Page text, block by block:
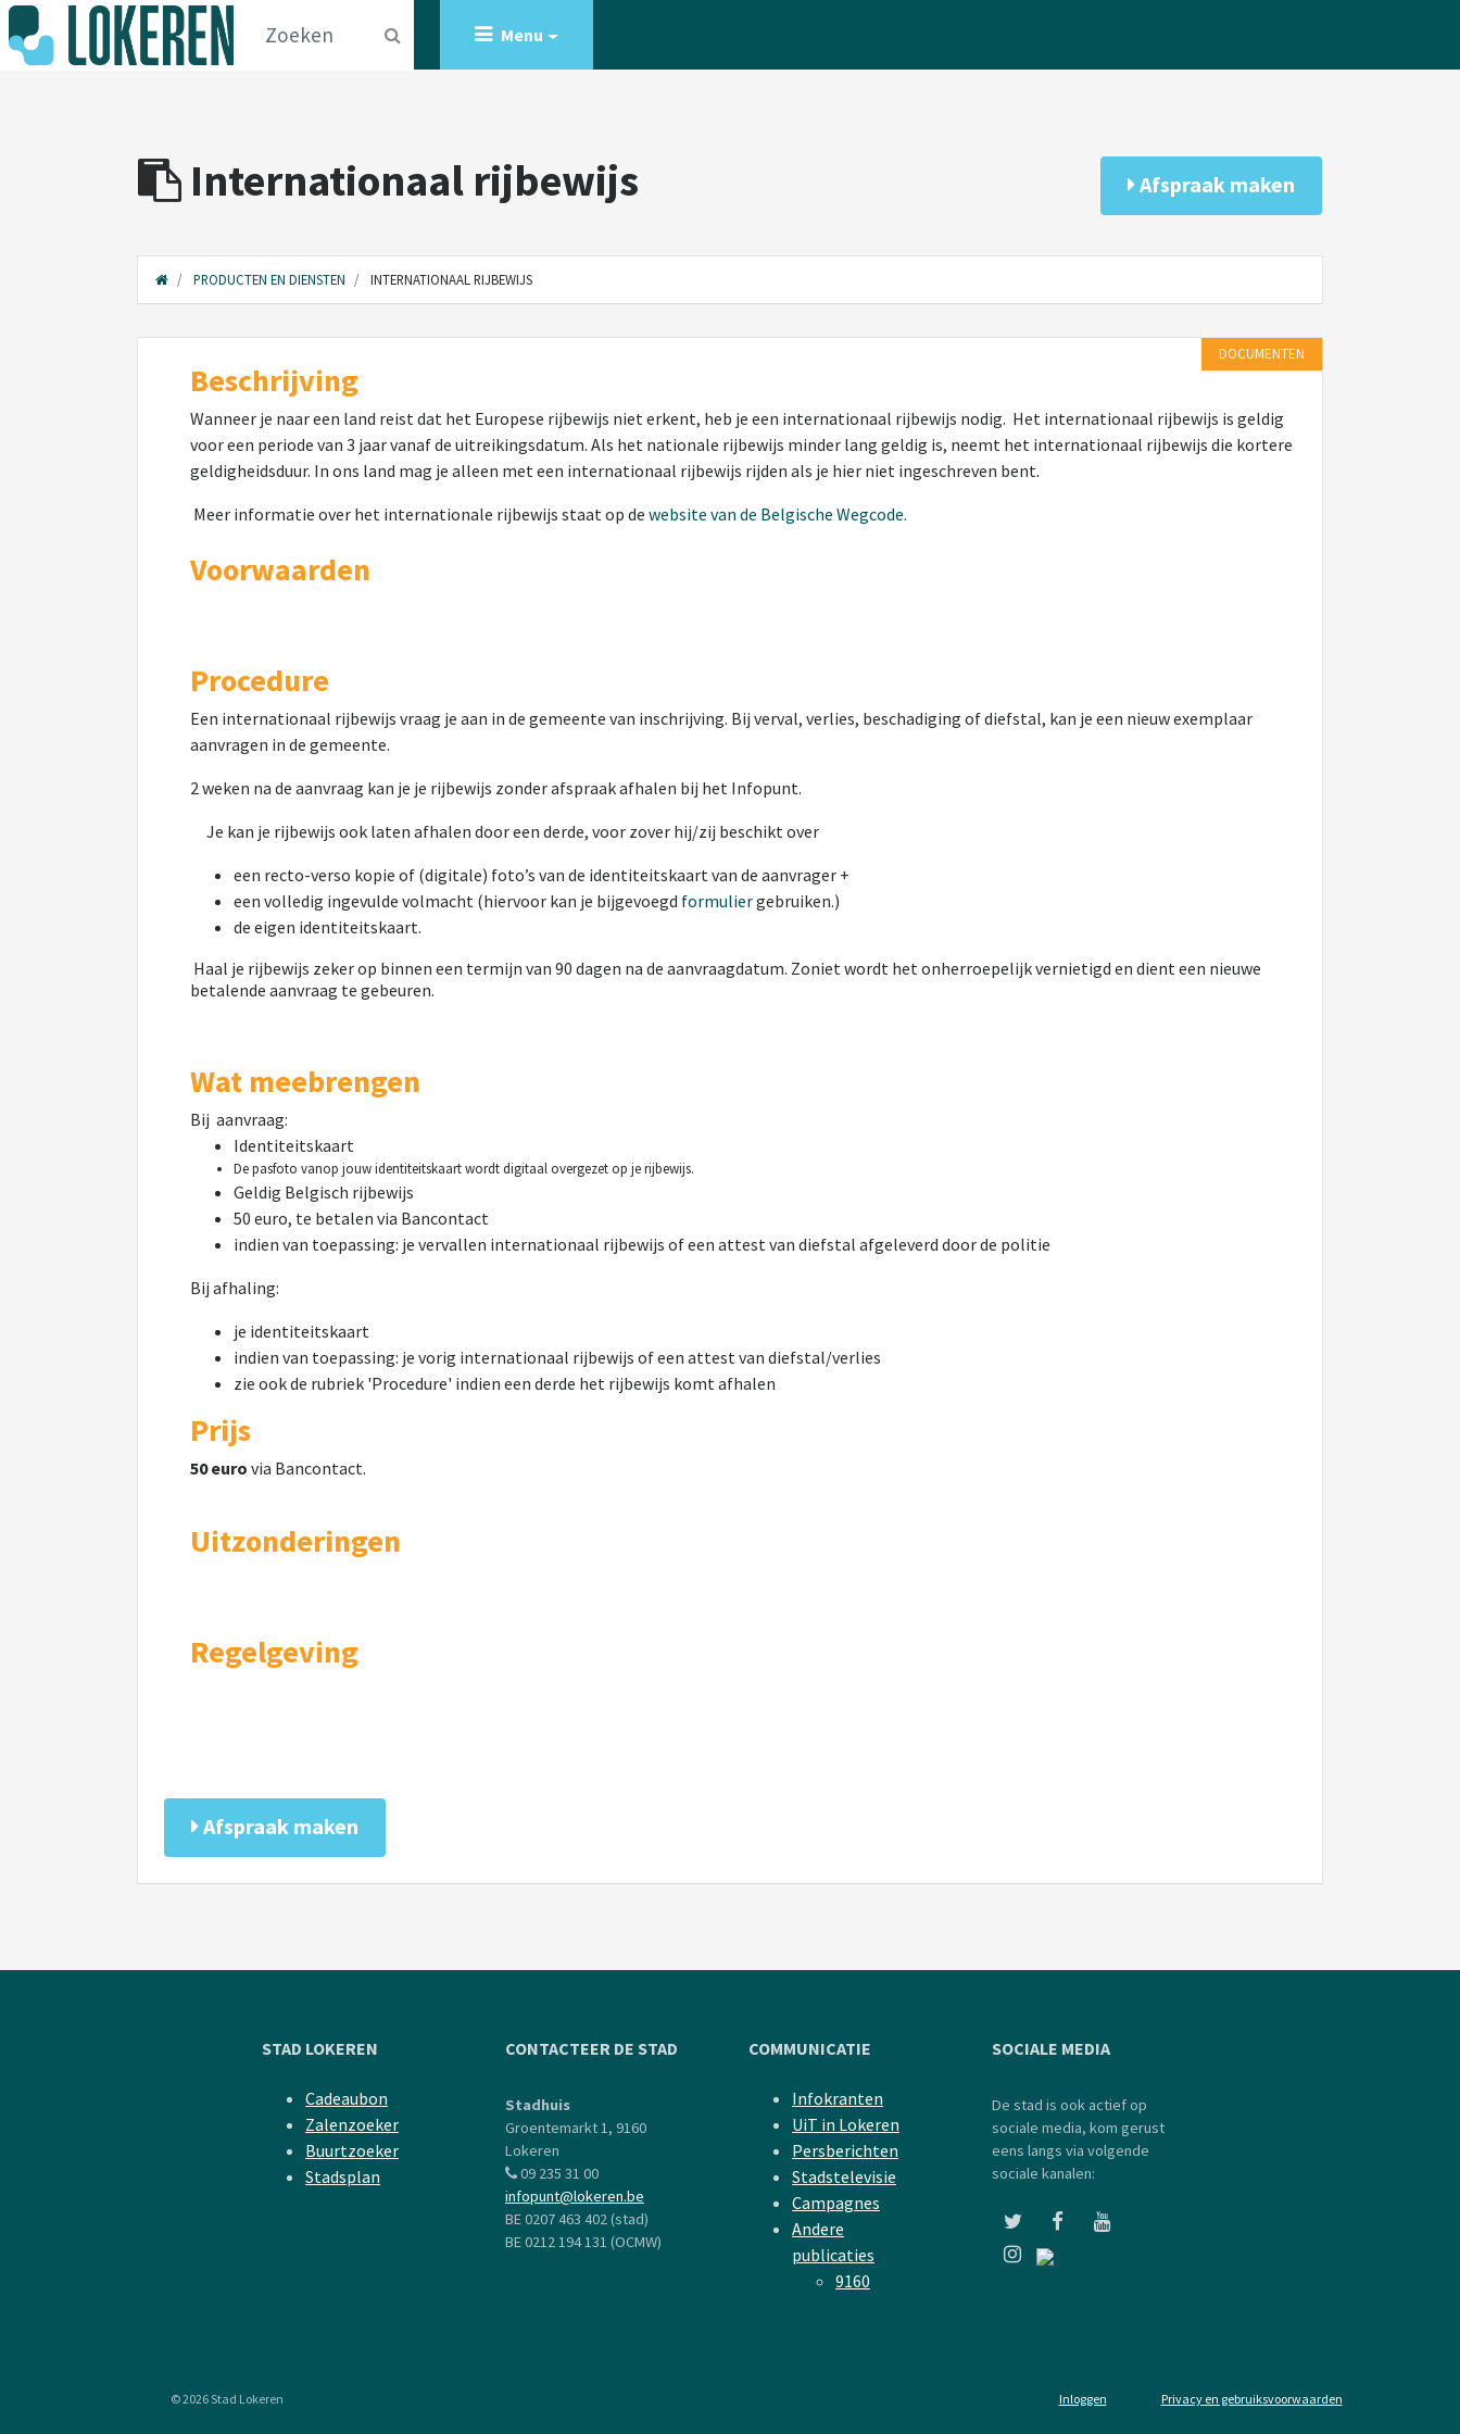
Menu
Internationaal rijbewijs Afspraak maken
PRODUCTEN EN DIENSTEN INTERNATIONAAL RIJBEWIJS
DOCUMENTEN
Beschrijving
Wanneer je naar een land reist dat het Europese rijbewijs niet erkent, heb je een internationaal rijbewijs nodig. Het internationaal rijbewijs is geldig
voor een periode van 3 jaar vanaf de uitreikingsdatum. Als het nationale rijbewijs minder lang geldig is, neemt het internationaal rijbewijs die kortere
geldigheidsduur. In ons land mag je alleen met een internationaal rijbewijs rijden als je hier niet ingeschreven bent.
Meer informatie over het internationale rijbewijs staat op de website van de Belgische Wegcode.
Voorwaarden
Procedure
Een internationaal rijbewijs vraag je aan in de gemeente van inschrijving. Bij verval, verlies, beschadiging of diefstal, kan je een nieuw exemplaar
aanvragen in de gemeente.
2 weken na de aanvraag kan je je rijbewijs zonder afspraak afhalen bij het Infopunt.
Je kan je rijbewijs ook laten afhalen door een derde, voor zover hij/zij beschikt over
een recto-verso kopie of (digitale) foto’s van de identiteitskaart van de aanvrager +
een volledig ingevulde volmacht (hiervoor kan je bijgevoegd formuliergebruiken.)
de eigen identiteitskaart.
Haal je rijbewijs zeker op binnen een termijn van 90 dagen na de aanvraagdatum. Zoniet wordt het onherroepelijk vernietigd en dient een nieuwe
betalende aanvraag te gebeuren.
Wat meebrengen
Bij aanvraag:
Identiteitskaart
De pasfoto vanop jouw identiteitskaart wordt digitaal overgezet op je rijbewijs.
Geldig Belgisch rijbewijs
50 euro, te betalen via Bancontact
indien van toepassing: je vervallen internationaal rijbewijs of een attest van diefstal afgeleverd door de politie
Bij afhaling:
je identiteitskaart
indien van toepassing: je vorig internationaal rijbewijs of een attest van diefstal/verlies
zie ook de rubriek 'Procedure' indien een derde het rijbewijs komt afhalen
Prijs
50 euro via Bancontact.
Uitzonderingen
Regelgeving
Afspraak maken
STAD LOKEREN
Cadeaubon
Zalenzoeker
Buurtzoeker
Stadsplan
CONTACTEER DE STAD
Stadhuis
Groentemarkt 1, 9160
Lokeren
09 235 31 00
infopunt@lokeren.be
BE 0207 463 402 (stad)
BE 0212 194 131 (OCMW)
COMMUNICATIE
Infokranten
UiT in Lokeren
Persberichten
Stadstelevisie
Campagnes
Andere
publicaties
9160
SOCIALE MEDIA
De stad is ook actief op
sociale media, kom gerust
eens langs via volgende
sociale kanalen:
© 2026 Stad Lokeren Inloggen Privacy en gebruiksvoorwaarden